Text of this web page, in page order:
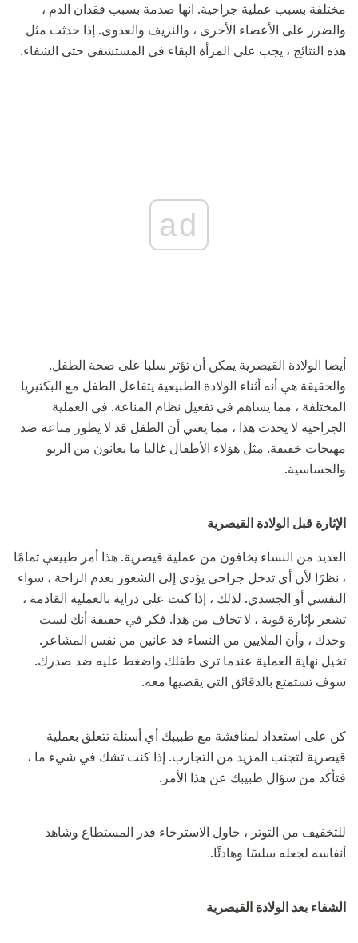
مختلفة بسبب عملية جراحية. انها صدمة بسبب فقدان الدم ،
والضرر على الأعضاء الأخرى ، والنزيف والعدوى. إذا حدثت مثل
هذه النتائج ، يجب على المرأة البقاء في المستشفى حتى الشفاء.
ad
أيضا الولادة القيصرية يمكن أن تؤثر سلبا على صحة الطفل.
والحقيقة هي أنه أثناء الولادة الطبيعية يتفاعل الطفل مع البكتيريا
المختلفة ، مما يساهم في تفعيل نظام المناعة. في العملية
الجراحية لا يحدث هذا ، مما يعني أن الطفل قد لا يطور مناعة ضد
مهيجات خفيفة. مثل هؤلاء الأطفال غالبا ما يعانون من الربو
والحساسية.
الإثارة قبل الولادة القيصرية
العديد من النساء يخافون من عملية قيصرية. هذا أمر طبيعي تمامًا
، نظرًا لأن أي تدخل جراحي يؤدي إلى الشعور بعدم الراحة ، سواء
النفسي أو الجسدي. لذلك ، إذا كنت على دراية بالعملية القادمة ،
تشعر بإثارة قوية ، لا تخاف من هذا. فكر في حقيقة أنك لست
وحدك ، وأن الملايين من النساء قد عانين من نفس المشاعر.
تخيل نهاية العملية عندما ترى طفلك واضغط عليه ضد صدرك.
سوف تستمتع بالدقائق التي يقضيها معه.
كن على استعداد لمناقشة مع طبيبك أي أسئلة تتعلق بعملية
قيصرية لتجنب المزيد من التجارب. إذا كنت تشك في شيء ما ،
فتأكد من سؤال طبيبك عن هذا الأمر.
للتخفيف من التوتر ، حاول الاسترخاء قدر المستطاع وشاهد
أنفاسه لجعله سلسًا وهادئًا.
الشفاء بعد الولادة القيصرية